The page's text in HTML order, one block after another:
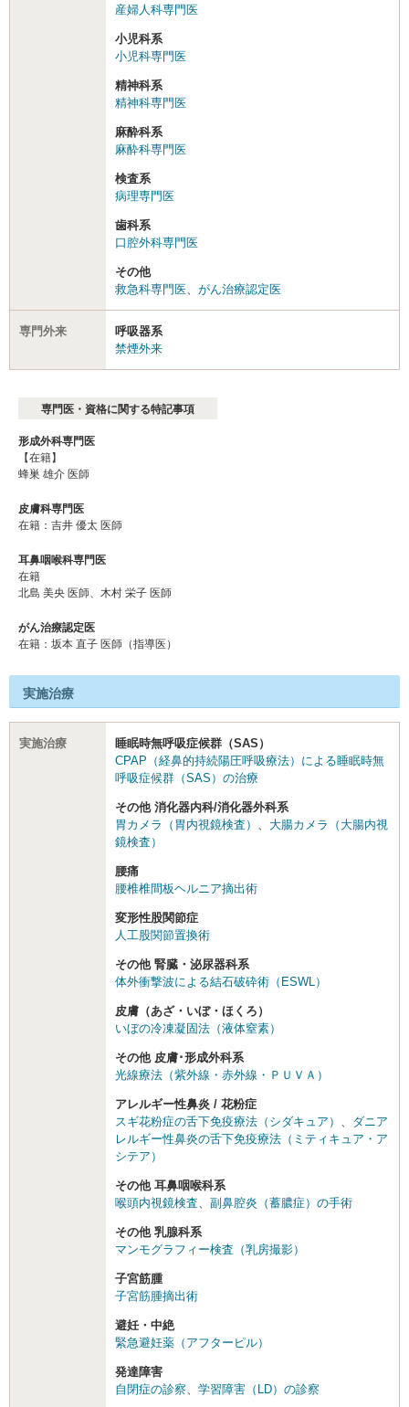
産婦人科専門医
小児科系
小児科専門医
精神科系
精神科専門医
麻酔科系
麻酔科専門医
検査系
病理専門医
歯科系
口腔外科専門医
その他
救急科専門医
がん治療認定医
専門外来
呼吸器系
禁煙外来
専門医・資格に関する特記事項
形成外科専門医
【在籍】
蜂巣 雄介 医師
皮膚科専門医
在籍：吉井 優太 医師
耳鼻咽喉科専門医
在籍
北島 美央 医師、木村 栄子 医師
がん治療認定医
在籍：坂本 直⼦ 医師（指導医）
実施治療
実施治療
睡眠時無呼吸症候群（SAS）
CPAP（経鼻的持続陽圧呼吸療法）による睡眠時無
呼吸症候群（SAS）の治療
その他 消化器内科/消化器外科系
胃カメラ（胃内視鏡検査）
大腸カメラ（大腸内視
鏡検査）
腰痛
腰椎椎間板ヘルニア摘出術
変形性股関節症
人工股関節置換術
その他 腎臓・泌尿器科系
体外衝撃波による結石破砕術（ESWL）
皮膚（あざ・いぼ・ほくろ）
いぼの冷凍凝固法（液体窒素）
その他 皮膚･形成外科系
光線療法（紫外線・赤外線・ＰＵＶＡ）
アレルギー性鼻炎 / 花粉症
スギ花粉症の舌下免疫療法（シダキュア）
ダニア
レルギー性鼻炎の舌下免疫療法（ミティキュア・ア
シテア）
その他 耳鼻咽喉科系
喉頭内視鏡検査
副鼻腔炎（蓄膿症）の手術
その他 乳腺科系
マンモグラフィー検査（乳房撮影）
子宮筋腫
子宮筋腫摘出術
避妊・中絶
緊急避妊薬（アフターピル）
発達障害
自閉症の診察
学習障害（LD）の診察